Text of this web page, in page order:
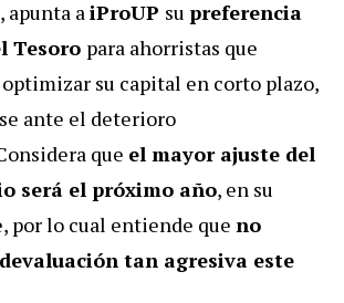
aiProUP su preferencia
Tesoro para ahorristas que
su capital en corto plazo,
ante el deterioro
que el mayor ajuste del
será el próximo año, en su
por lo cual entiende que no
tan agresiva este